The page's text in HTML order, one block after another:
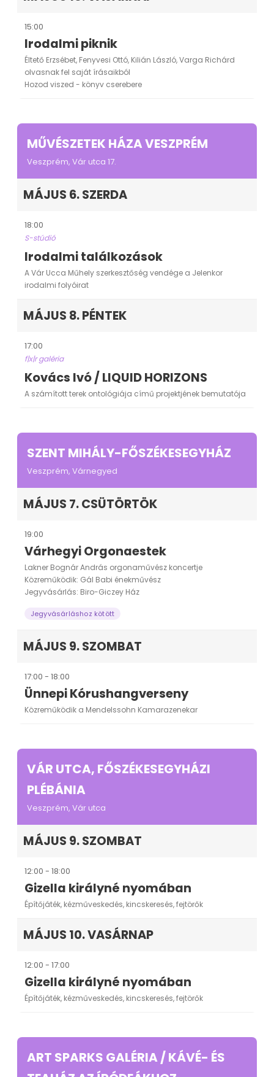
15:00
Irodalmi piknik
Éltető Erzsébet, Fenyvesi Ottó, Kilián László, Varga Richárd
olvasnak fel saját írásaikból
Hozod viszed - könyv cserebere
MŰVÉSZETEK HÁZA VESZPRÉM
Veszprém, Vár utca 17.
MÁJUS 6. SZERDA
18:00
S-stúdió
Irodalmi találkozások
A Vár Ucca Műhely szerkesztőség vendége a Jelenkor
irodalmi folyóirat
MÁJUS 8. PÉNTEK
17:00
f|x|r galéria
Kovács Ivó / LIQUID HORIZONS
A számított terek ontológiája című projektjének bemutatója
SZENT MIHÁLY-FŐSZÉKESEGYHÁZ
Veszprém, Várnegyed
MÁJUS 7. CSÜTÖRTÖK
19:00
Várhegyi Orgonaestek
Lakner Bognár András orgonaművész koncertje
Közreműködik: Gál Babi énekművész
Jegyvásárlás: Biro-Giczey Ház
Jegyvásárláshoz kötött
MÁJUS 9. SZOMBAT
17:00 - 18:00
Ünnepi Kórushangverseny
Közreműködik a Mendelssohn Kamarazenekar
VÁR UTCA, FŐSZÉKESEGYHÁZI
PLÉBÁNIA
Veszprém, Vár utca
MÁJUS 9. SZOMBAT
12:00 - 18:00
Gizella királyné nyomában
Építőjáték, kézműveskedés, kincskeresés, fejtörők
MÁJUS 10. VASÁRNAP
12:00 - 17:00
Gizella királyné nyomában
Építőjáték, kézműveskedés, kincskeresés, fejtörők
ART SPARKS GALÉRIA / KÁVÉ- ÉS